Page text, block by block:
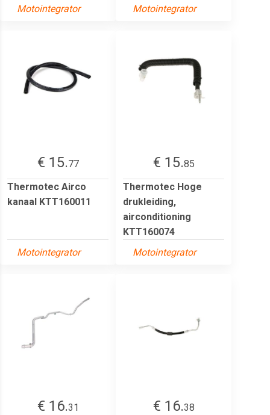
Motointegrator
Motointegrator
€ 15.77
Thermotec Airco
kanaal KTT160011
Motointegrator
€ 15.85
Thermotec Hoge
drukleiding,
airconditioning
KTT160074
Motointegrator
€ 16.31
€ 16.38